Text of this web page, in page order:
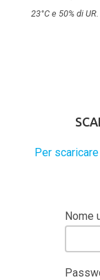
23°C e 50% di UR.
Per
Nome